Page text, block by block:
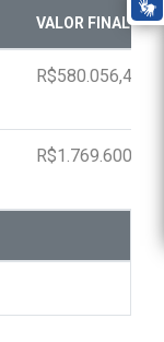
VALOR FINAL R$
R$580.056,40
R$1.769.600,00